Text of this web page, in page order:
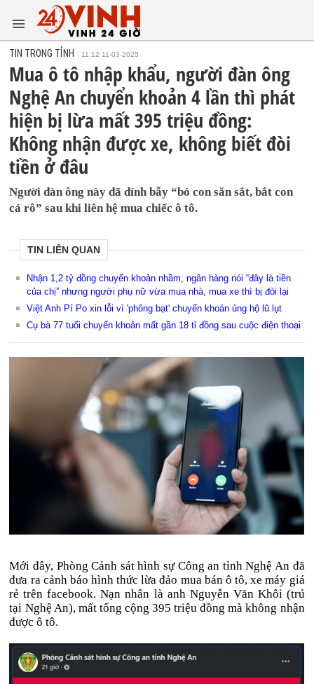
TIN TRONG TỈNH 11:12 11-03-2025
Mua ô tô nhập khẩu, người đàn ông
Nghệ An chuyển khoản 4 lần thì phát
hiện bị lừa mất 395 triệu đồng:
Không nhận được xe, không biết đòi
tiền ở đâu
Người đàn ông này đã dính bẫy “bỏ con săn sắt, bắt con
cá rô” sau khi liên hệ mua chiếc ô tô.
TIN LIÊN QUAN
Nhận 1,2 tỷ đồng chuyển khoản nhầm, ngân hàng nói “đây là tiền
của chị” nhưng người phụ nữ vừa mua nhà, mua xe thì bị đòi lại
Việt Anh Pí Po xin lỗi vì 'phông bạt' chuyển khoản ủng hộ lũ lụt
Cụ bà 77 tuổi chuyển khoản mất gần 18 tỉ đồng sau cuộc điện thoại
Mới đây, Phòng Cảnh sát hình sự Công an tỉnh Nghệ An đã
đưa ra cảnh báo hình thức lừa đảo mua bán ô tô, xe máy giá
rẻ trên facebook. Nạn nhân là anh Nguyễn Văn Khôi (trú
tại Nghệ An), mất tổng cộng 395 triệu đồng mà không nhận
được ô tô.